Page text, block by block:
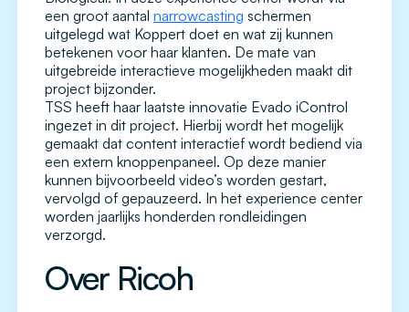
een groot aantal narrowcasting schermen
uitgelegd wat Koppert doet en wat zij kunnen
betekenen voor haar klanten. De mate van
uitgebreide interactieve mogelijkheden maakt dit
project bijzonder.
TSS heeft haar laatste innovatie Evado iControl
ingezet in dit project. Hierbij wordt het mogelijk
gemaakt dat content interactief wordt bediend via
een extern knoppenpaneel. Op deze manier
kunnen bijvoorbeeld video’s worden gestart,
vervolgd of gepauzeerd. In het experience center
worden jaarlijks honderden rondleidingen
verzorgd.
Over Ricoh